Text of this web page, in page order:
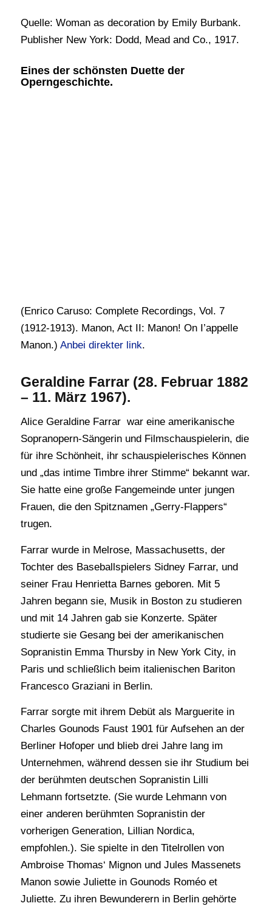
Quelle: Woman as decoration by Emily Burbank.
Publisher New York: Dodd, Mead and Co., 1917.
Eines der schönsten Duette der
Operngeschichte.
(Enrico Caruso: Complete Recordings, Vol. 7
(1912-1913). Manon, Act II: Manon! On I’appelle
Manon.) Anbei direkter link.
Geraldine Farrar (28. Februar 1882
– 11. März 1967).
Alice Geraldine Farrar war eine amerikanische
Sopranopern-Sängerin und Filmschauspielerin, die
für ihre Schönheit, ihr schauspielerisches Können
und „das intime Timbre ihrer Stimme“ bekannt war.
Sie hatte eine große Fangemeinde unter jungen
Frauen, die den Spitznamen „Gerry-Flappers“
trugen.
Farrar wurde in Melrose, Massachusetts, der
Tochter des Baseballspielers Sidney Farrar, und
seiner Frau Henrietta Barnes geboren. Mit 5
Jahren begann sie, Musik in Boston zu studieren
und mit 14 Jahren gab sie Konzerte. Später
studierte sie Gesang bei der amerikanischen
Sopranistin Emma Thursby in New York City, in
Paris und schließlich beim italienischen Bariton
Francesco Graziani in Berlin.
Farrar sorgte mit ihrem Debüt als Marguerite in
Charles Gounods Faust 1901 für Aufsehen an der
Berliner Hofoper und blieb drei Jahre lang im
Unternehmen, während dessen sie ihr Studium bei
der berühmten deutschen Sopranistin Lilli
Lehmann fortsetzte. (Sie wurde Lehmann von
einer anderen berühmten Sopranistin der
vorherigen Generation, Lillian Nordica,
empfohlen.). Sie spielte in den Titelrollen von
Ambroise Thomas‘ Mignon und Jules Massenets
Manon sowie Juliette in Gounods Roméo et
Juliette. Zu ihren Bewunderern in Berlin gehörte